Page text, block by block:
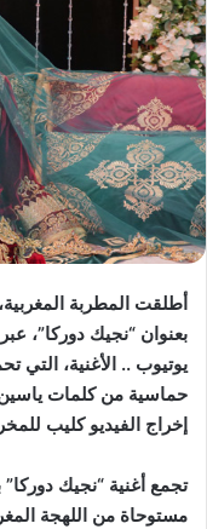
أطلقت المطربة
بعنوان “نجيك دوركا”،
يوتيوب .. الأغنية، التي
حماسية من كلمات ياسين
إخراج الفيديو كليب
تجمع أغنية “نجيك
مستوحاة من اللهجة